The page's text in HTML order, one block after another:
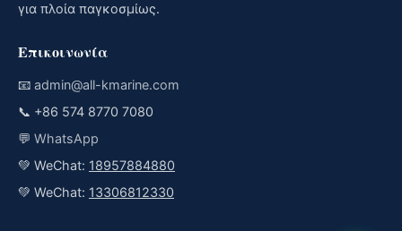
για πλοία παγκοσμίως.
Επικοινωνία
📧 admin@all-kmarine.com
📞 +86 574 8770 7080
💬 WhatsApp
💚 WeChat: 18957884880
💚 WeChat: 13306812330